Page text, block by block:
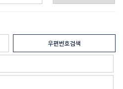
우편번호검색